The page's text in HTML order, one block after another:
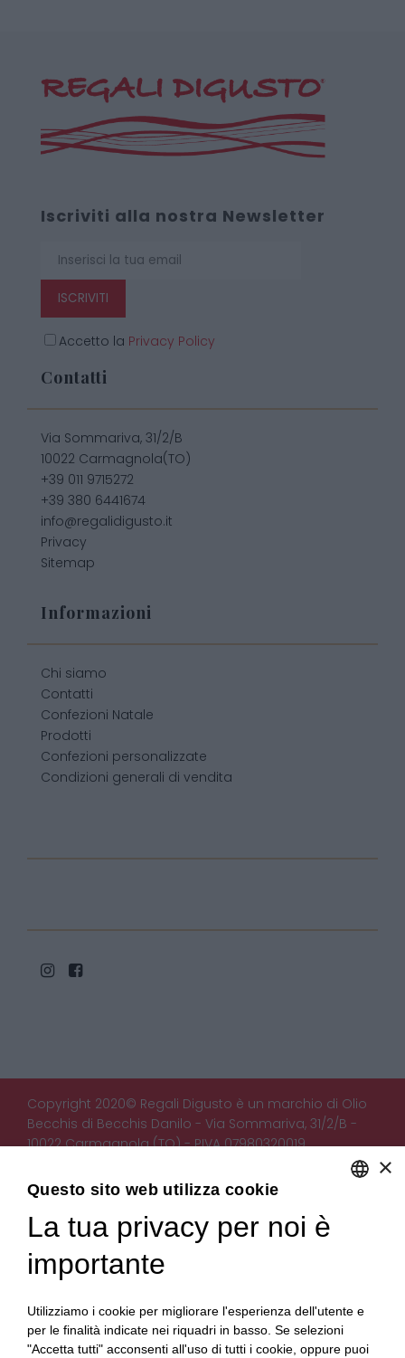
Iscriviti alla nostra Newsletter
ISCRIVITI
Accetto la Privacy Policy
Contatti
Via Sommariva, 31/2/B
10022 Carmagnola(TO)
+39 011 9715272
+39 380 6441674
info@regalidigusto.it
Privacy
Sitemap
Informazioni
Chi siamo
Contatti
Confezioni Natale
Prodotti
Confezioni personalizzate
Condizioni generali di vendita
Copyright 2020© Regali Digusto è un marchio di Olio
Becchis di Becchis Danilo - Via Sommariva, 31/2/B -
10022 Carmagnola (TO) - PIVA 07980320019
etinet.it ×
Questo sito web utilizza cookie
La tua privacy per noi è
importante
Utilizziamo i cookie per migliorare l'esperienza dell'utente e
per le finalità indicate nei riquadri in basso. Se selezioni
"Accetta tutti" acconsenti all'uso di tutti i cookie, oppure puoi